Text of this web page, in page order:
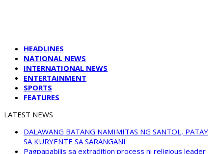
HEADLINES
NATIONAL NEWS
INTERNATIONAL NEWS
ENTERTAINMENT
SPORTS
FEATURES
LATEST NEWS
DALAWANG BATANG NAMIMITAS NG SANTOL, PATAY
SA KURYENTE SA SARANGANI
Pagpapabilis sa extradition process ni religious leader